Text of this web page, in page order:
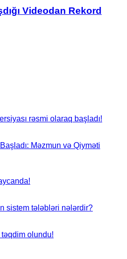
Videodan Rekord
rəsmi olaraq başladı!
Məzmun və Qiyməti
sistem tələbləri nələrdir?
olundu!